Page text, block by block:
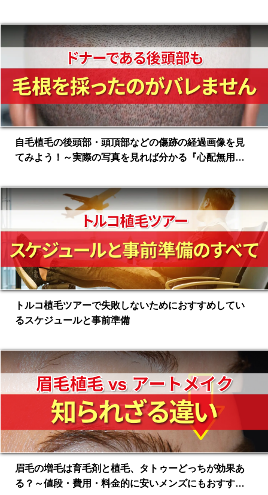
自毛植毛の後頭部・頭頂部などの傷跡の経過画像を見
てみよう！～実際の写真を見れば分かる『心配無用』
トルコ植毛ツアーで失敗しないためにおすすめしてい
るスケジュールと事前準備
眉毛の増毛は育毛剤と植毛、タトゥーどっちが効果あ
る？～値段・費用・料金的に安いメンズにもおすすめ